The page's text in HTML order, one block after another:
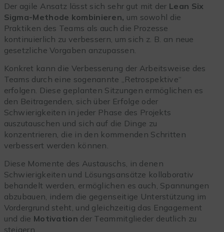
Der agile Ansatz lässt sich sehr gut mit der Lean Six
Sigma-Methode kombinieren, um sowohl die
Praktiken des Teams als auch die Prozesse
kontinuierlich zu verbessern, um sich z. B. an neue
gesetzliche Vorgaben anzupassen.
Konkret kann die Verbesserung der Arbeitsweise des
Teams durch eine sogenannte „Retrospektive“
erfolgen. Diese geplanten Sitzungen ermöglichen es
den Beitragenden, sich über Erfolge oder
Schwierigkeiten in jeder Phase des Projekts
auszutauschen und sich auf die Dinge zu
konzentrieren, die in den kommenden Schritten
verbessert werden können.
Diese Momente des Austauschs, in denen
Schwierigkeiten und Lösungsansätze kollaborativ
behandelt werden, ermöglichen es auch, Spannungen
abzubauen, indem die gegenseitige Unterstützung im
Vordergrund steht, und gleichzeitig das Engagement
und die Motivation der Teammitglieder deutlich zu
steigern.